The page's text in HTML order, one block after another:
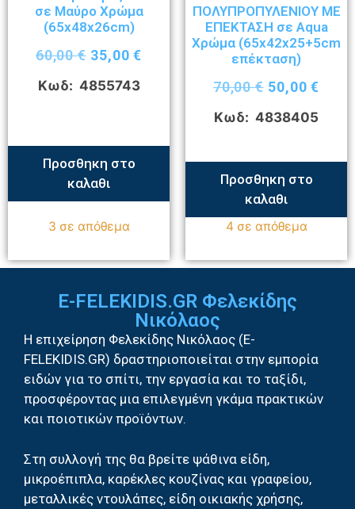
σε Μαύρο Χρώμα
(65x48x26cm)
60,00€ 35,00€
Κωδ: 4855743
Προσθηκη στο
καλαθι
3 σε απόθεμα
ΠΟΛΥΠΡΟΠΥΛΕΝΙΟΥ ΜΕ
ΕΠΕΚΤΑΣΗ σε Aqua
Χρώμα (65x42x25+5cm
επέκταση)
70,00€ 50,00€
Κωδ: 4838405
Προσθηκη στο
καλαθι
4 σε απόθεμα
E-FELEKIDIS.GR Φελεκίδης
Νικόλαος
Η επιχείρηση Φελεκίδης Νικόλαος (E-
FELEKIDIS.GR) δραστηριοποιείται στην εμπορία
ειδών για το σπίτι, την εργασία και το ταξίδι,
προσφέροντας μια επιλεγμένη γκάμα πρακτικών
και ποιοτικών προϊόντων.
Στη συλλογή της θα βρείτε ψάθινα είδη,
μικροέπιπλα, καρέκλες κουζίνας και γραφείου,
μεταλλικές ντουλάπες, είδη οικιακής χρήσης,